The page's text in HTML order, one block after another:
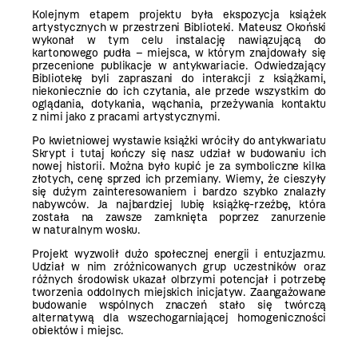
Kolejnym etapem projektu była ekspozycja książek
artystycznych w przestrzeni Biblioteki. Mateusz Okoński
wykonał w tym celu instalację nawiązującą do
kartonowego pudła – miejsca, w którym znajdowały się
przecenione publikacje w antykwariacie. Odwiedzający
Bibliotekę byli zapraszani do interakcji z książkami,
niekoniecznie do ich czytania, ale przede wszystkim do
oglądania, dotykania, wąchania, przeżywania kontaktu
z nimi jako z pracami artystycznymi.
Po kwietniowej wystawie książki wróciły do antykwariatu
Skrypt i tutaj kończy się nasz udział w budowaniu ich
nowej historii. Można było kupić je za symboliczne kilka
złotych, cenę sprzed ich przemiany. Wiemy, że cieszyły
się dużym zainteresowaniem i bardzo szybko znalazły
nabywców. Ja najbardziej lubię książkę-rzeźbę, która
została na zawsze zamknięta poprzez zanurzenie
w naturalnym wosku.
Projekt wyzwolił dużo społecznej energii i entuzjazmu.
Udział w nim zróżnicowanych grup uczestników oraz
różnych środowisk ukazał olbrzymi potencjał i potrzebę
tworzenia oddolnych miejskich inicjatyw. Zaangażowane
budowanie wspólnych znaczeń stało się twórczą
alternatywą dla wszechogarniającej homogeniczności
obiektów i miejsc.